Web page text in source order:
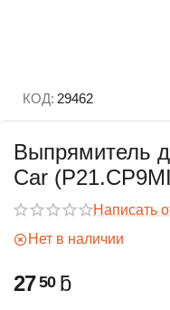
КОД: 29462
Выпрямитель
Car
Написать
Нет в наличии
2750 ƃ